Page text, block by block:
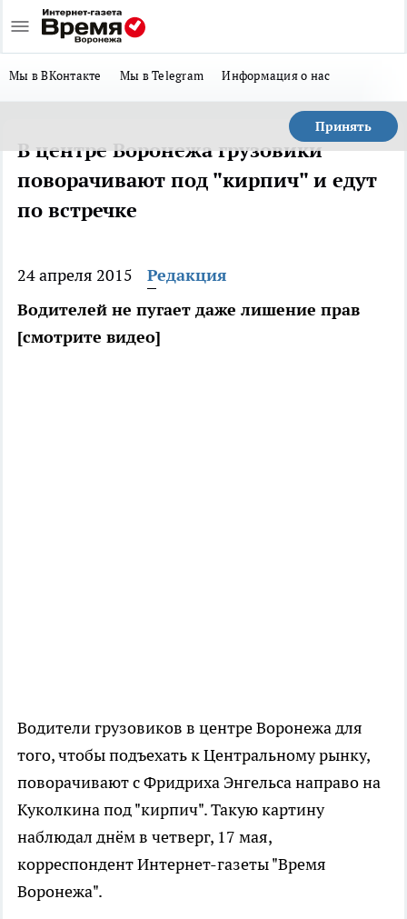
Мы в ВКонтакте Мы в Telegram Информация о нас
Принять
В центре Воронежа грузовики
поворачивают под "кирпич" и едут
по встречке
24 апреля 2015
Редакция
Водителей не пугает даже лишение прав
[смотрите видео]
Водители грузовиков в центре Воронежа для
того, чтобы подъехать к Центральному рынку,
поворачивают с Фридриха Энгельса направо на
Куколкина под "кирпич". Такую картину
наблюдал днём в четверг, 17 мая,
корреспондент Интернет-газеты "Время
Воронежа".